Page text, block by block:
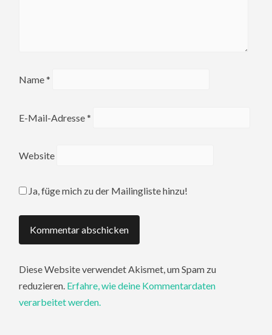
Name*
E-Mail-Adresse*
Website
Ja, füge mich zu der Mailingliste hinzu!
Diese Website verwendet Akismet, um Spam zu
reduzieren. Erfahre, wie deine Kommentardaten
verarbeitet werden.